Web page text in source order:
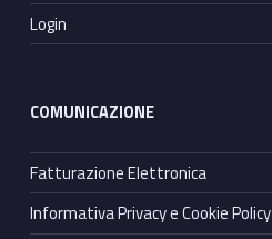
Login
COMUNICAZIONE
Fatturazione Elettronica
Informativa Privacy e Cookie Policy